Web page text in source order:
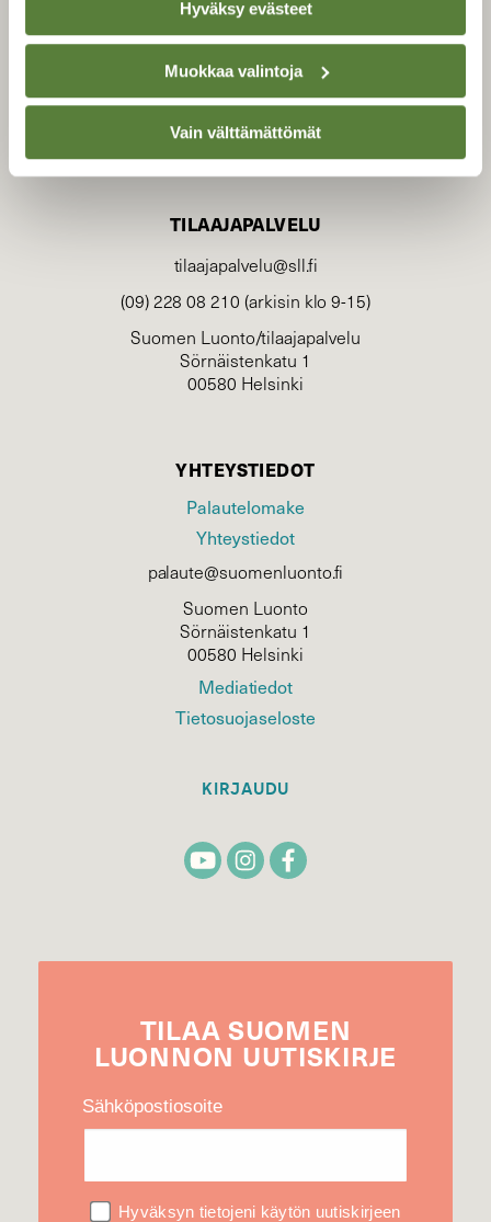
Hyväksy evästeet
Muokkaa valintoja
Vain välttämättömät
TILAAJAPALVELU
tilaajapalvelu@sll.fi
(09) 228 08 210 (arkisin klo 9-15)
Suomen Luonto/tilaajapalvelu
Sörnäistenkatu 1
00580 Helsinki
YHTEYSTIEDOT
Palautelomake
Yhteystiedot
palaute@suomenluonto.fi
Suomen Luonto
Sörnäistenkatu 1
00580 Helsinki
Mediatiedot
Tietosuojaseloste
KIRJAUDU
TILAA SUOMEN
LUONNON UUTIS­KIRJE
Sähköpostiosoite
Hyväksyn tietojeni käytön uutiskirjeen